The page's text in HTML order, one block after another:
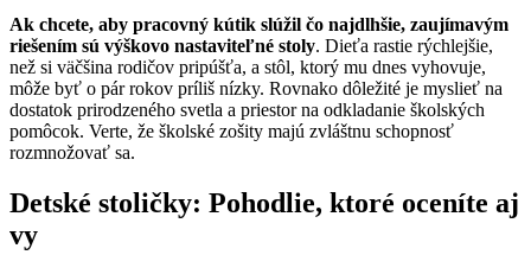
Ak chcete, aby pracovný kútik slúžil čo najdlhšie, zaujímavým
riešením sú výškovo nastaviteľné stoly. Dieťa rastie rýchlejšie,
než si väčšina rodičov pripúšťa, a stôl, ktorý mu dnes vyhovuje,
môže byť o pár rokov príliš nízky. Rovnako dôležité je myslieť na
dostatok prirodzeného svetla a priestor na odkladanie školských
pomôcok. Verte, že školské zošity majú zvláštnu schopnosť
rozmnožovať sa.
Detské stoličky: Pohodlie, ktoré oceníte aj
vy